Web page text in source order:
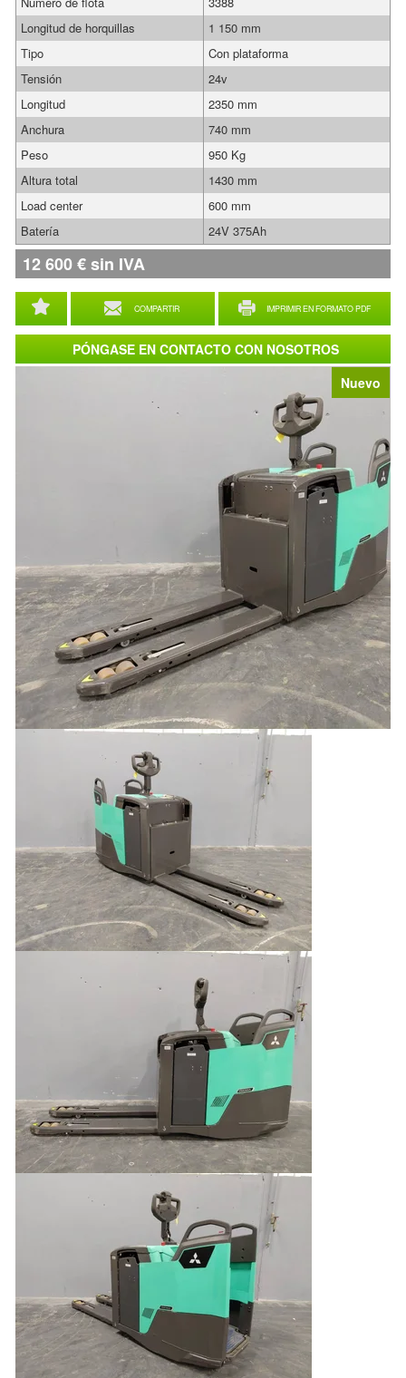
Nuevo
COMPARTIR IMPRIMIR EN FORMATO PDF
Longitud de horquillas
1 150 mm
Tipo
Con plataforma
Tensión
24v
Longitud
2350 mm
Anchura
740 mm
Peso
950 Kg
Altura total
1430 mm
Load center
600 mm
Batería
24V 375Ah
12 600€sin IVA
PÓNGASE EN CONTACTO CON NOSOTROS